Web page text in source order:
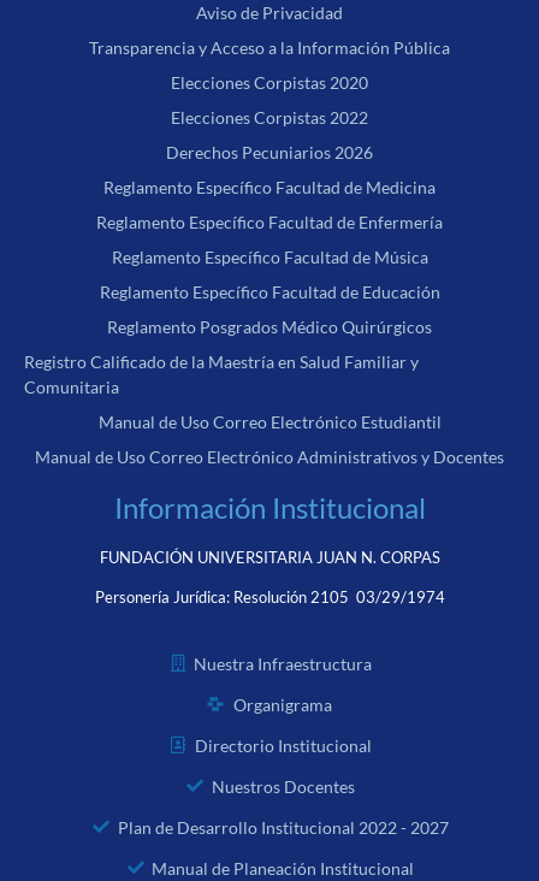
Aviso de Privacidad
Transparencia y Acceso a la Información Pública
Elecciones Corpistas 2020
Elecciones Corpistas 2022
Derechos Pecuniarios 2026
Reglamento Específico Facultad de Medicina
Reglamento Específico Facultad de Enfermería
Reglamento Específico Facultad de Música
Reglamento Específico Facultad de Educación
Reglamento Posgrados Médico Quirúrgicos
Registro Calificado de la Maestría en Salud Familiar y
Comunitaria
Manual de Uso Correo Electrónico Estudiantil
Manual de Uso Correo Electrónico Administrativos y Docentes
Información Institucional
FUNDACIÓN UNIVERSITARIA JUAN N. CORPAS
Personería Jurídica: Resolución 2105 03/29/1974
Nuestra Infraestructura
Organigrama
Directorio Institucional
Nuestros Docentes
Plan de Desarrollo Institucional 2022 - 2027
Manual de Planeación Institucional